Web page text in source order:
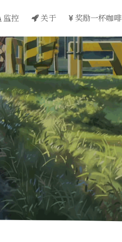
监控 关于 奖励一杯咖啡